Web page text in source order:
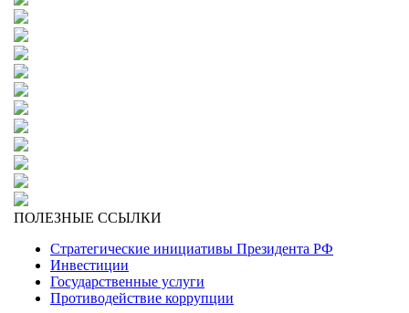
ПОЛЕЗНЫЕ ССЫЛКИ
Стратегические инициативы Президента РФ
Инвестиции
Государственные услуги
Противодействие коррупции